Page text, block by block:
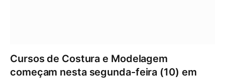
Cursos de Costura e Modelagem
começam nesta segunda-feira (10) em